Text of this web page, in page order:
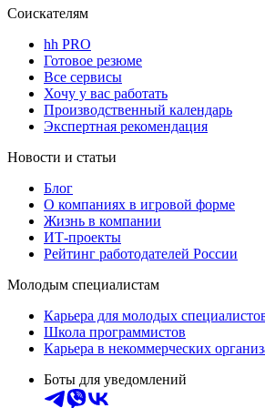
Соискателям
hh PRO
Готовое резюме
Все сервисы
Хочу у вас работать
Производственный календарь
Экспертная рекомендация
Новости и статьи
Блог
О компаниях в игровой форме
Жизнь в компании
ИТ-проекты
Рейтинг работодателей России
Молодым специалистам
Карьера для молодых
Школа программистов
Карьера в некоммерческих
Боты для уведомлений